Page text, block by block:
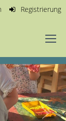
Registrierung